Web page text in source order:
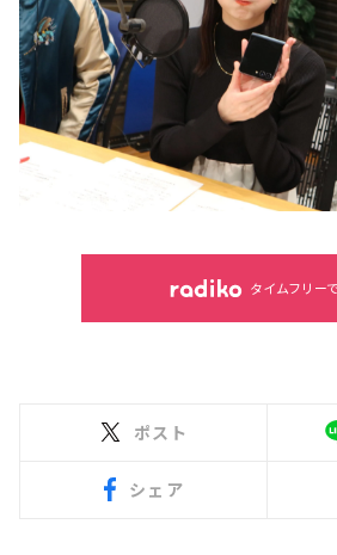
タイムフリー
ポスト
シェア